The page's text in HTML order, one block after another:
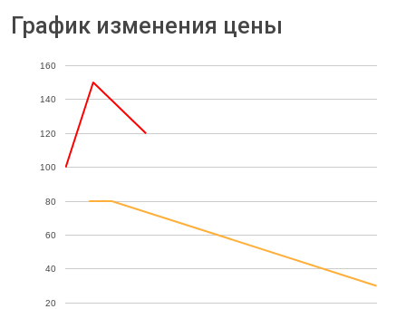
График изменения цены
20
40
60
80
100
120
140
160